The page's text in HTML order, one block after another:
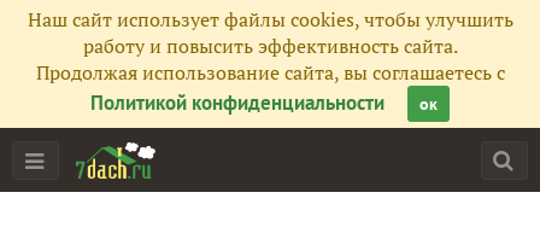
Наш сайт использует файлы cookies, чтобы улучшить
работу и повысить эффективность сайта.
Продолжая использование сайта, вы соглашаетесь с
Политикой конфиденциальности
ок